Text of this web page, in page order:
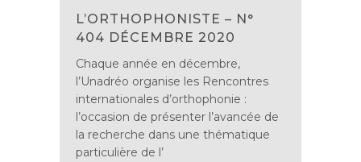
L’ORTHOPHONISTE – N°
404 DÉCEMBRE 2020
Chaque année en décembre,
l’Unadréo organise les Rencontres
internationales d’orthophonie :
l’occasion de présenter l’avancée de
la recherche dans une thématique
particulière de l’